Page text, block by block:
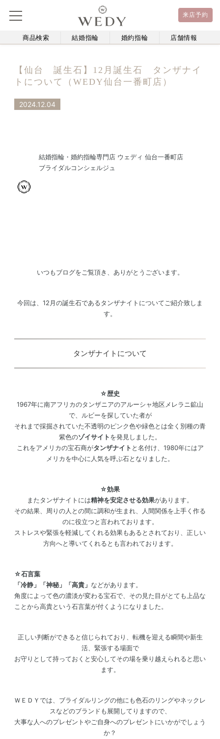
来店予約
商品検索 結婚指輪 婚約指輪 店舗情報
【仙台 誕生石】12月誕生石 タンザナイ
トについて（WEDY仙台一番町店）
2024.12.04
結婚指輪・婚約指輪専門店 ウェディ 仙台一番町店
ブライダルコンシェルジュ
いつもブログをご覧頂き、ありがとうございます。
今回は、12月の誕生石であるタンザナイトについてご紹介致しま
す。
タンザナイトについて
☆歴史
1967年に南アフリカのタンザニアのアルーシャ地区メレラニ鉱山
で、ルビーを探していた者が
それまで採掘されていた不透明のピンク色や緑色とは全く別種の青
紫色のゾイサイトを発見しました。
これをアメリカの宝石商がタンザナイト と名付け、1980年にはア
メリカを中心に人気を呼ぶ石となりました。
☆効果
またタンザナイトには精神を安定させる効果があります。
その結果、周りの人との間に調和が生まれ、人間関係を上手く作る
のに役立つと言われております。
ストレスや緊張を軽減してくれる効果もあるとされており、正しい
方向へと導いてくれるとも言われております。
☆石言葉
「冷静」「神秘」「高貴」 などがあります。
角度によって色の濃淡が変わる宝石で、その見た目がとても上品な
ことから高貴という石言葉が付くようになりました。
正しい判断ができると信じられており、転機を迎える瞬間や新生
活、緊張する場面で
お守りとして持っておくと安心してその場を乗り越えられると思い
ます。
ＷＥＤＹでは、ブライダルリングの他にも色石のリングやネックレ
スなどのブランドも展開してりますので、
大事な人へのプレゼントやご自身へのプレゼントにいかがでしょう
か？